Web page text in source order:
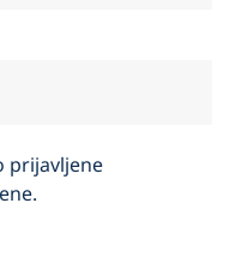
prijavljene